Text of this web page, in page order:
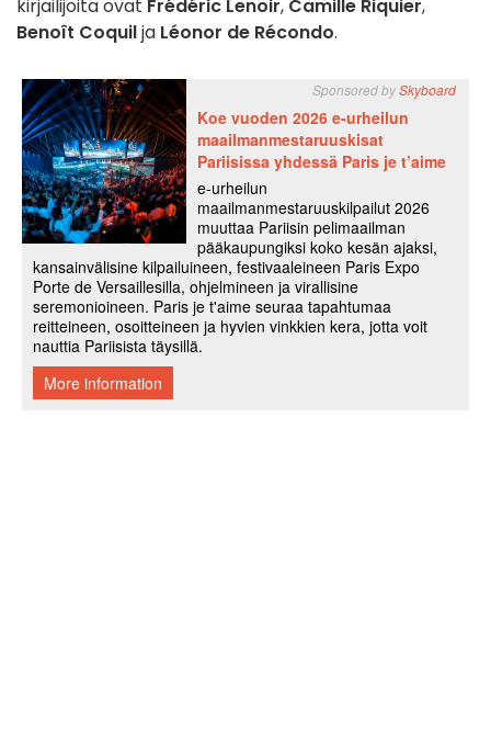
kirjailijoita ovat Frédéric Lenoir, Camille Riquier,
Benoît Coquilja Léonor de Récondo.